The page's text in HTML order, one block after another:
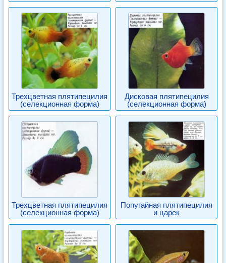
Трехцветная плятипецилия
(селекционная форма)
Дисковая плятипецилия
(селекционная форма)
Трехцветная плятипецилия
(селекционная форма)
Попугайная плятипецилия
и царек